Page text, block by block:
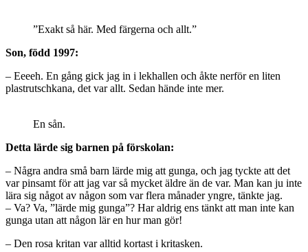
”Exakt så här. Med färgerna och allt.”
Son, född 1997:
– Eeeeh. En gång gick jag in i lekhallen och åkte nerför en liten
plastrutschkana, det var allt. Sedan hände inte mer.
En sån.
Detta lärde sig barnen på förskolan:
– Några andra små barn lärde mig att gunga, och jag tyckte att det
var pinsamt för att jag var så mycket äldre än de var. Man kan ju inte
lära sig något av någon som var flera månader yngre, tänkte jag.
– Va? Va, ”lärde mig gunga”? Har aldrig ens tänkt att man inte kan
gunga utan att någon lär en hur man gör!
– Den rosa kritan var alltid kortast i kritasken.